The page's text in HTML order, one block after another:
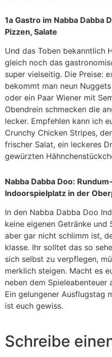
1a Gastro im Nabba Dabba
Pizzen, Salate
Und das Toben bekanntlich
gleich noch das
super vielseitig. Die Preise:
bekommt man neun
oder ein Paar Wiener mit
Obendrein schmecken die
lecker. Empfehlen kann ich
Crunchy Chicken Stripes,
frischer Salat, ein leckeres
gewürzten
Nabba Dabba Doo:
Indoorspielplatz in der
In den Nabba Dabba Doo
keine eigenen Getränke und
aber gar nicht schlimm ist,
klasse. Ihr solltet das so
sich selbst zu verpflegen,
merklich steigen. Macht es
neben dem Spieleabenteuer
Ein gelungener Ausflugstag
ist euch gewiss.
Schreibe